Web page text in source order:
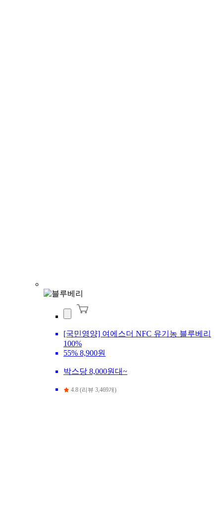
[국민영양] 여에스더 NFC 유기농 블루베리
100%
55% 8,900원
박스당 8,000원대~
4.8 (리뷰 3,469개)